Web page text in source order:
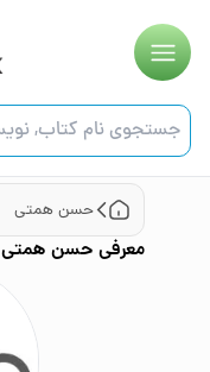
حسن همتی
معرفی حسن همتی